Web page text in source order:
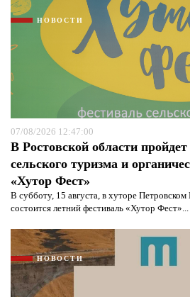
НОВОСТИ
07/08/2026 12:47:00
В Ростовской области
сельского туризма и
«Хутор Фест»
В субботу, 15 августа, в хуторе Петровском
состоится летний фестиваль «Хутор Фест»...
НОВОСТИ